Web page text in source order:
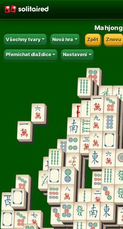
Mahjong
Všechny tvary Nová hra Zpět Znovu
Přemíchat dlaždice Nastavení